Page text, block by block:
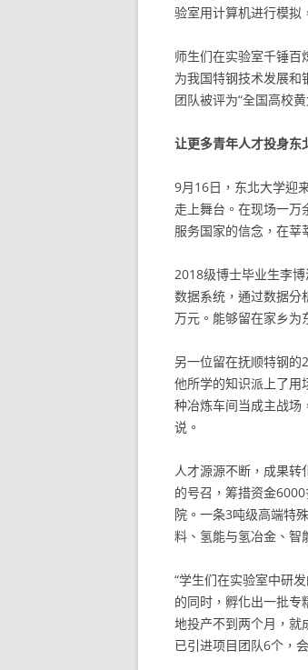
验室用计算机进行模拟
师生们在实验室千锤百
为我国特钢技术发展
团队被评为“全国高校
让更多青年人才投身东
9月16日，东北大学迎
走上舞台。在现场一万
服务国家的信念，在莘
2018级博士毕业生李
数据系统，通过数据分
万元。能够留在家乡为
另一位留在抚顺特钢的
他所学的知识派上了用
种冶炼车间当成主战场
说。
人才源源不断，成果
的号召，筹措资金
院。一条3吨级高端特
料、氢能与氢冶金、智
“学生们在实验室中研
的同时，孵化出一批专
地投产不到两个月，就
已引进项目团队6个，